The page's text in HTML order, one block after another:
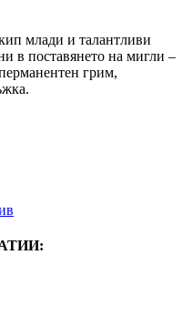
млади и талантливи
в поставянето на мигли –
грим,